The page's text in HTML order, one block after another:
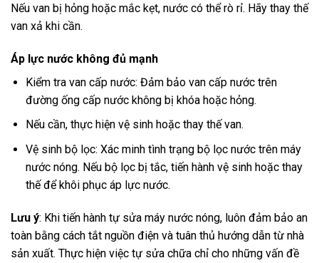
Nếu van bị hỏng hoặc mắc kẹt, nước có thể rò rỉ. Hãy thay thế
van xả khi cần.
Áp lực nước không đủ mạnh
Kiểm tra van cấp nước: Đảm bảo van cấp nước trên
đường ống cấp nước không bị khóa hoặc hỏng.
Nếu cần, thực hiện vệ sinh hoặc thay thế van.
Vệ sinh bộ lọc: Xác minh tình trạng bộ lọc nước trên máy
nước nóng. Nếu bộ lọc bị tắc, tiến hành vệ sinh hoặc thay
thế để khôi phục áp lực nước.
Lưu ý: Khi tiến hành tự sửa máy nước nóng, luôn đảm bảo an
toàn bằng cách tắt nguồn điện và tuân thủ hướng dẫn từ nhà
sản xuất. Thực hiện việc tự sửa chữa chỉ cho những vấn đề